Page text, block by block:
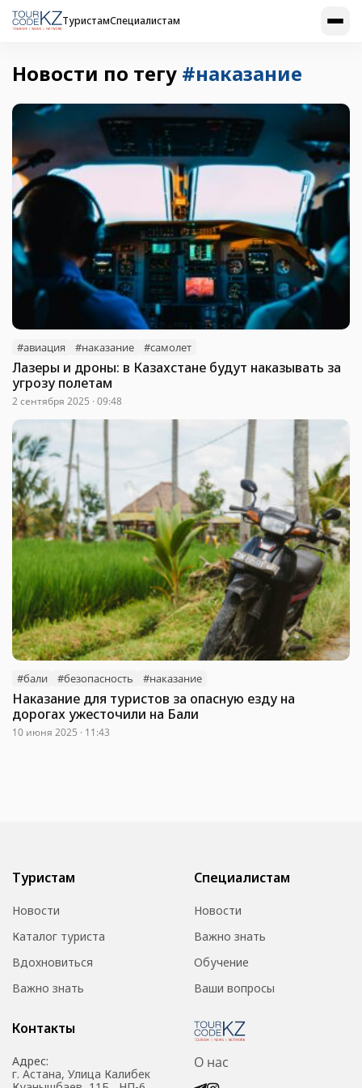
ТуристамСпециалистам
Новости по тегу #наказание
#авиация #наказание #самолет
Лазеры и дроны: в Казахстане будут наказывать за
угрозу полетам
2 сентября 2025 · 09:48
#бали #безопасность #наказание
Наказание для туристов за опасную езду на
дорогах ужесточили на Бали
10 июня 2025 · 11:43
Туристам
Новости
Каталог туриста
Вдохновиться
Важно знать
Специалистам
Новости
Важно знать
Обучение
Ваши вопросы
Контакты
Адрес:
г. Астана, Улица Калибек
О нас